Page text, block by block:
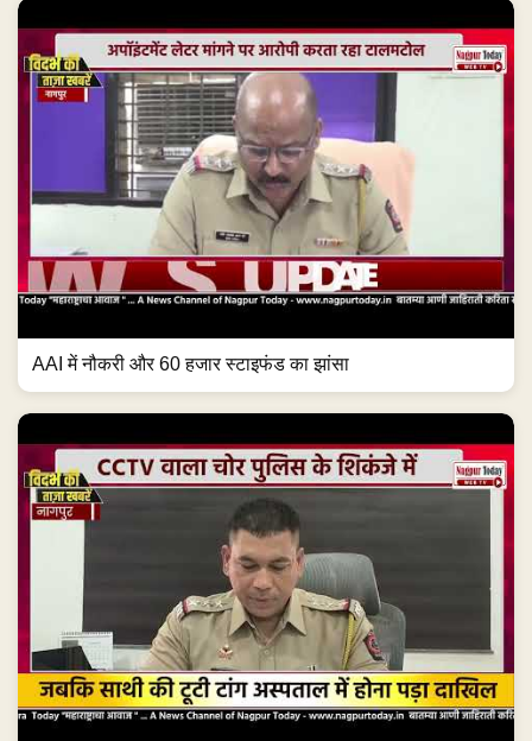
AAI में नौकरी और 60 हजार स्टाइफंड का झांसा